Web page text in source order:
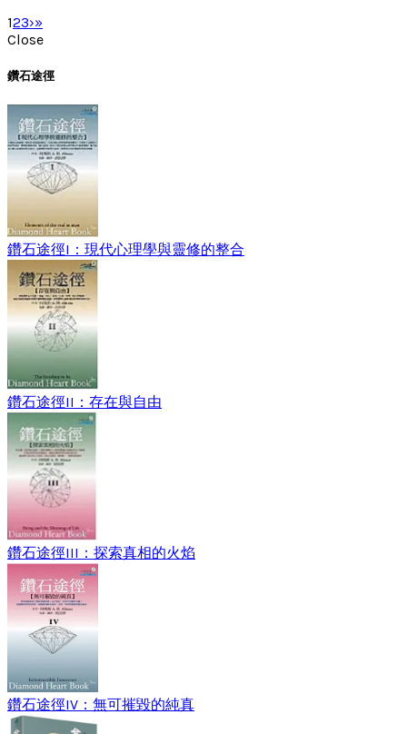
123›»
Close
鑽石途徑
鑽石途徑I：現代心理學與靈修的整合
鑽石途徑II：存在與自由
鑽石途徑III：探索真相的火焰
鑽石途徑IV：無可摧毀的純真